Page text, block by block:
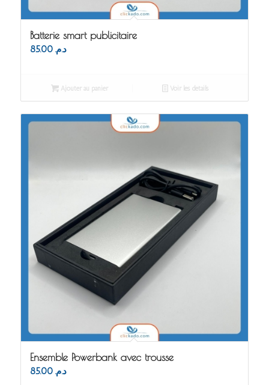
Batterie smart publicitaire
د.م. 85.00
Ajouter au panier Voir les détails
Ensemble Powerbank avec trousse
د.م. 85.00